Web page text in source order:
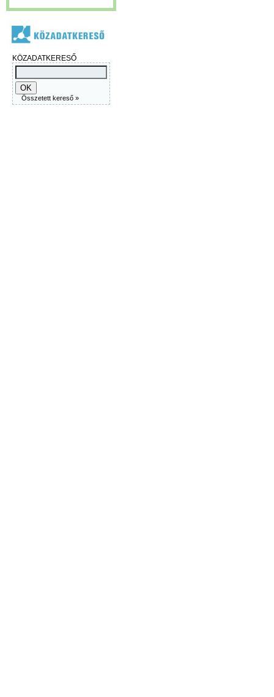
KÖZADATKERESŐ
Összetett kereső »